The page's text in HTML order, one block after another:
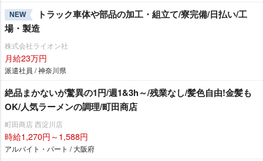
NEW
トラック車体や部品の加工・組立て/寮完備/日払い/工
場・製造
株式会社ライオン社
月給23万円
派遣社員 / 神奈川県
絶品まかないが驚異の1円/週1&3h～/残業なし/髪色自由!金髪も
OK/人気ラーメンの調理/町田商店
町田商店 西淀川店
時給1,270円～1,588円
アルバイト・パート / 大阪府